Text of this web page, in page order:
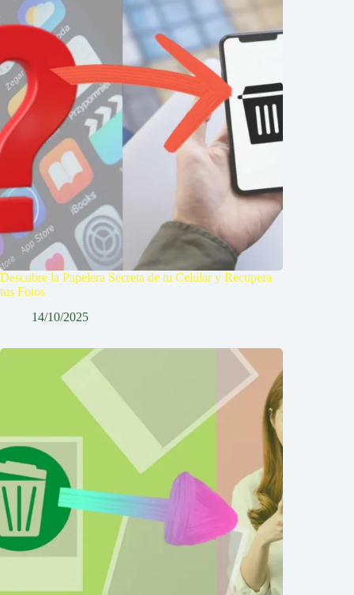
Descubre la Papelera Secreta de tu Celular y Recupera
tus Fotos
14/10/2025